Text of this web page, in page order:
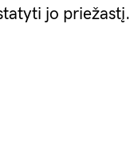
jo priežastį.